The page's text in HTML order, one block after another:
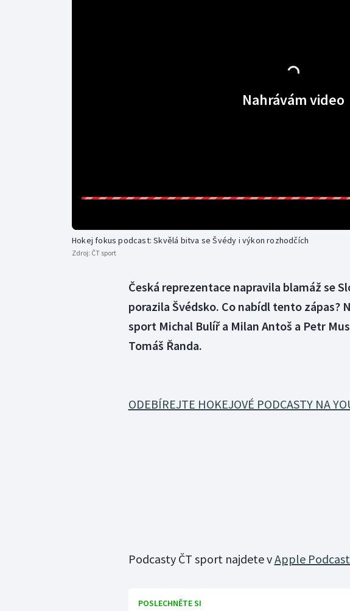
Nahrávám video
Hokej fokus podcast: Skvělá bitva se Švédy i výkon rozhodčích
Zdroj: ČT sport
Česká reprezentace napravila blamáž se
porazila Švédsko. Co nabídl tento zápas?
sport Michal Bulíř a Milan Antoš a Petr
Tomáš Řanda.
ODEBÍREJTE HOKEJOVÉ PODCASTY NA
Podcasty ČT sport najdete vApple
POSLECHNĚTE SI